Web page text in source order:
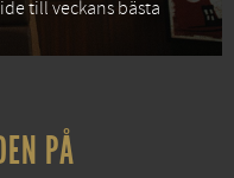
till veckans bästa
PÅ